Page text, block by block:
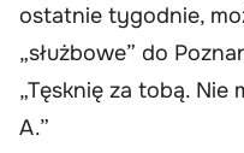
ostatnie tygodnie,
„służbowe” do
„Tęsknię za tobą. Nie
A.”